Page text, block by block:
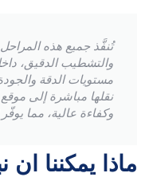
تُنفَّذ جميع هذه
والتشطيب الدقيق،
مستويات الدقة
نقلها مباشرة إلى
وكفاءة عالية، مما
ماذا يمكننا ان